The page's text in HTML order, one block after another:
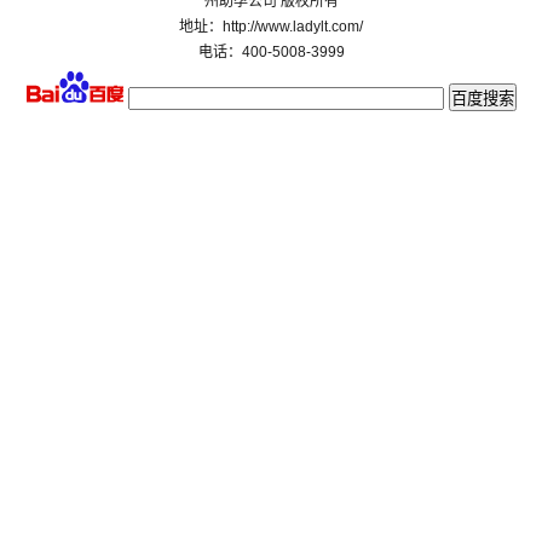
地址：http://www.ladylt.com/
电话：400-5008-3999